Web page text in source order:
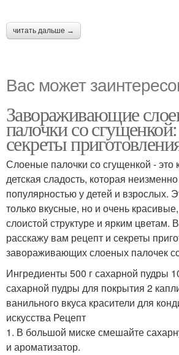
читать дальше →
Вас может
Завораживающие
палочки со
секреты
Слоеные палочки со сгущенкой - это
детская сладость, которая
популярностью у детей и взрослых.
только вкусные, но и очень
слоистой структуре и ярким цветам.
расскажу вам рецепт и секреты
завораживающих слоеных палочек
Ингредиенты 500 г сахарной пудры
сахарной пудры для покрытия 2
ванильного вкуса красители для
искусства Рецепт
1. В большой миске смешайте
и ароматизатор.